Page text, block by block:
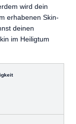
wird dein
erhabenen Skin-
deinen
im Heiligtum